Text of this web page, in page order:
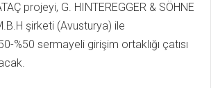
projeyi, G. HINTEREGGER & SÖHNE
şirketi (Avusturya) ile
%50 sermayeli girişim ortaklığı çatısı